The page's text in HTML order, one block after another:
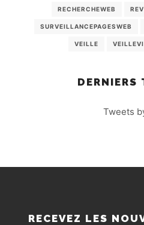
RECHERCHEWEB
SURVEILLANCEPAGESWEB
VEILLE
DERNIERS
Tweets
RECEVEZ LES